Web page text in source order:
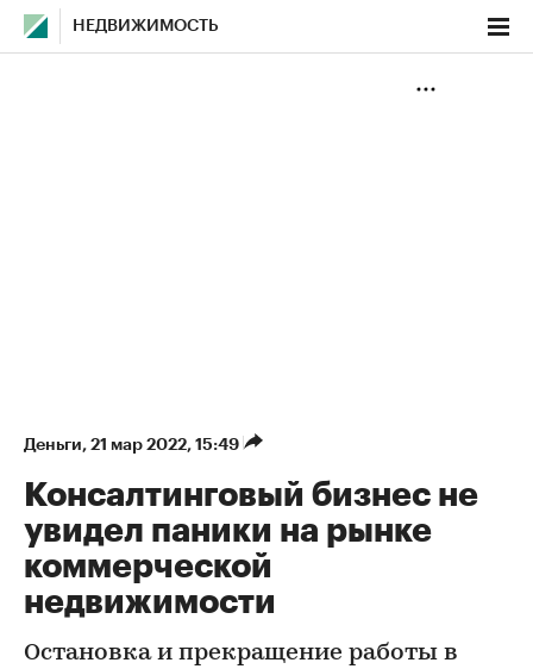
НЕДВИЖИМОСТЬ
Деньги⁠, 21 мар 2022, 15:49
Консалтинговый бизнес не
увидел паники на рынке
коммерческой
недвижимости
Остановка и прекращение работы в